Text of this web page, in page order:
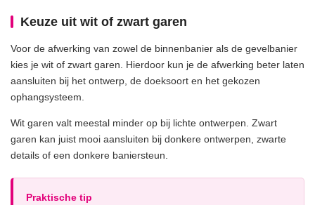
Keuze uit wit of zwart garen
Voor de afwerking van zowel de binnenbanier als de gevelbanier
kies je wit of zwart garen. Hierdoor kun je de afwerking beter laten
aansluiten bij het ontwerp, de doeksoort en het gekozen
ophangsysteem.
Wit garen valt meestal minder op bij lichte ontwerpen. Zwart
garen kan juist mooi aansluiten bij donkere ontwerpen, zwarte
details of een donkere baniersteun.
Praktische tip